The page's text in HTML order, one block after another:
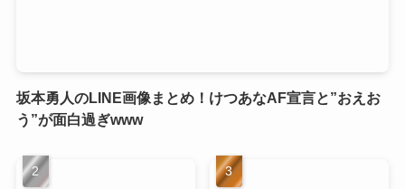
坂本勇人のLINE画像まとめ！けつあなAF宣言と”おえお
う”が面白過ぎwww